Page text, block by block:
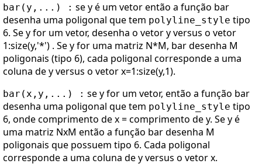
bar(y,...) : se y é um vetor então a função bar
desenha uma poligonal que tem polyline_style tipo
6. Se y for um vetor, desenha o vetor y versus o vetor
1:size(y,'*') . Se y for uma matriz N*M, bar desenha M
poligonais (tipo 6), cada poligonal corresponde a uma
coluna de y versus o vetor x=1:size(y,1).
bar(x,y,...) : se y for um vetor, então a função bar
desenha uma poligonal que tem polyline_style tipo
6, onde comprimento de x = comprimento de y. Se y é
uma matriz NxM então a função bar desenha M
poligonais que possuem tipo 6. Cada poligonal
corresponde a uma coluna de y versus o vetor x.